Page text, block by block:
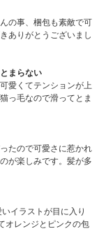
の事、梱包も素敵で可
ありがとうございまし
まらない
愛くてテンションが上
っ毛なので滑ってとま
たので可愛さに惹かれ
が楽しみです。髪が多
イラストが目に入り
オレンジとピンクの包